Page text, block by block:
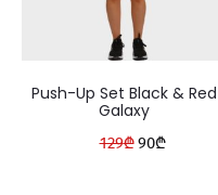
Push-Up Set Black & Red
Galaxy
129₾Original
90₾Current